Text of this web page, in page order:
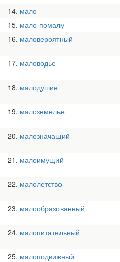
14 мало
15 мало-помалу
16 маловероятный
17 маловодье
18 малодушие
19 малоземелье
20 малозначащий
21 малоимущий
22 малолетство
23 малообразованный
24 малопитательный
25 малоподвижный